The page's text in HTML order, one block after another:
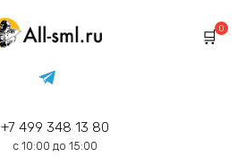
+7 499 348 13 80
с 10:00 до 15:00
0